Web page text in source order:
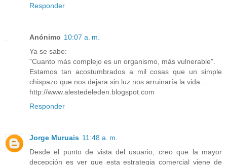
Responder
Anónimo 10:07 a. m.
Ya se sabe:
"Cuanto más complejo es un organismo, más vulnerable".
Estamos tan acostumbrados a mil cosas que un simple
chispazo que nos dejara sin luz nos arruinaría la vida...
http://www.alestedeleden.blogspot.com
Responder
Jorge Muruais 11:48 a. m.
Desde el punto de vista del usuario, creo que la mayor
decepción es ver que esta estrategia comercial viene de